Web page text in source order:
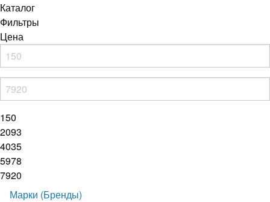
Каталог
Фильтры
Цена
150
2093
4035
5978
7920
Марки (Бренды)